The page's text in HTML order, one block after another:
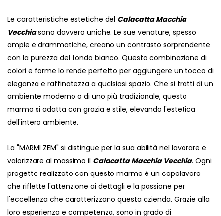
Le caratteristiche estetiche del Calacatta Macchia
Vecchiasono davvero uniche. Le sue venature, spesso
ampie e drammatiche, creano un contrasto sorprendente
con la purezza del fondo bianco. Questa combinazione di
colori e forme lo rende perfetto per aggiungere un tocco di
eleganza e raffinatezza a qualsiasi spazio. Che si tratti di un
ambiente moderno o di uno più tradizionale, questo
marmo si adatta con grazia e stile, elevando l'estetica
dell'intero ambiente.
La "MARMI ZEM" si distingue per la sua abilità nel lavorare e
valorizzare al massimo il Calacatta Macchia Vecchia. Ogni
progetto realizzato con questo marmo è un capolavoro
che riflette l'attenzione ai dettagli e la passione per
l'eccellenza che caratterizzano questa azienda. Grazie alla
loro esperienza e competenza, sono in grado di